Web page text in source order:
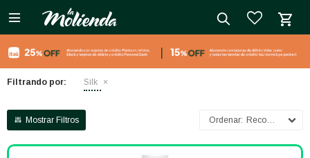

Filtrando por: Silk
Recomendados